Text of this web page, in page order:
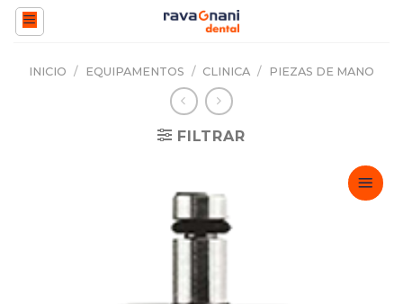
Saltar
INICIO / EQUIPAMENTOS / CLINICA / PIEZAS DE MANO
FILTRAR